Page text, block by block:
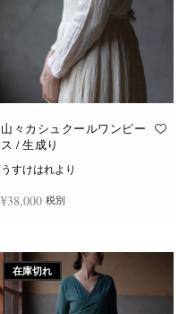
山々カシュクールワンピー
ス / 生成り
うすけはれより
¥38,000 税別
在庫切れ